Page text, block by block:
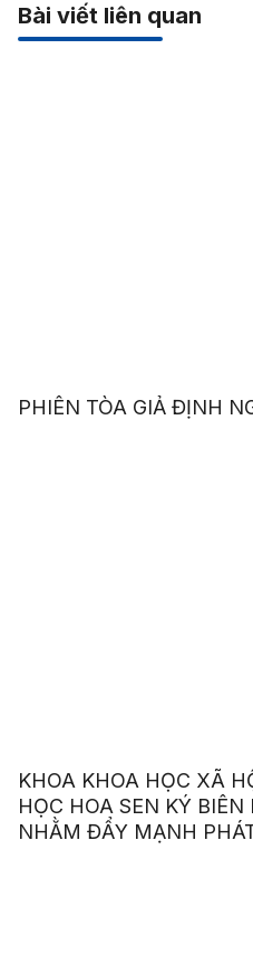
Bài viết liên quan
PHIÊN TÒA GIẢ ĐỊNH
KHOA KHOA HỌC XÃ
HỌC HOA SEN KÝ
NHẰM ĐẨY MẠNH